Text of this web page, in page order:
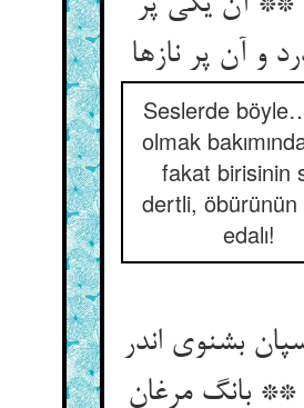
و آن پر نازها
Seslerde
olmak
fakat birisinin
dertli, öbürünün
edalı!
بشنوی اندر
بانگ مرغان